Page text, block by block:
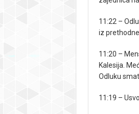
11:22 –
iz
11:20 –
Kalesija.
Odluku
11:19 –